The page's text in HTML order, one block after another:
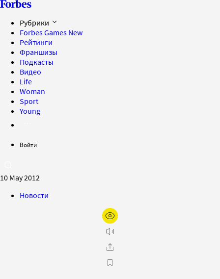
Рубрики
Forbes Games New
Рейтинги
Франшизы
Подкасты
Видео
Life
Woman
Sport
Young
Войти
10 May 2012
Новости